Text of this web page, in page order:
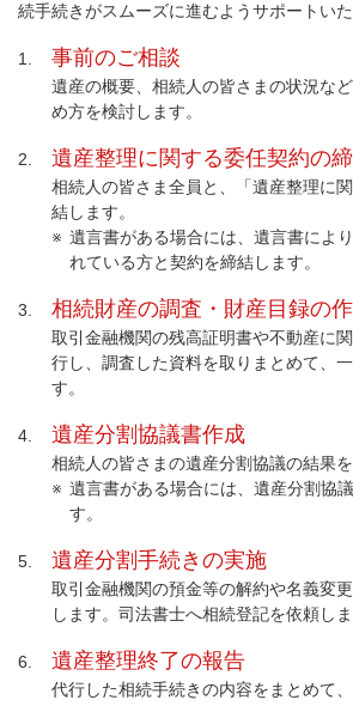
続手続きがスムーズに進むようサポートいた
1. 事前のご相談
遺産の概要、相続人の皆さまの状況な
め方を検討します。
2. 遺産整理に関する委任契約の
相続人の皆さま全員と、「遺産整理に
結します。
遺言書がある場合には、遺言書によ
れている方と契約を締結します。
3. 相続財産の調査・財産目録の
取引金融機関の残高証明書や不動産に
行し、調査した資料を取りまとめて、
す。
4. 遺産分割協議書作成
相続人の皆さまの遺産分割協議の結果を
遺言書がある場合には、遺産分割協
す。
5. 遺産分割手続きの実施
取引金融機関の預金等の解約や名義変
します。司法書士へ相続登記を依頼しま
6. 遺産整理終了の報告
代行した相続手続きの内容をまとめて